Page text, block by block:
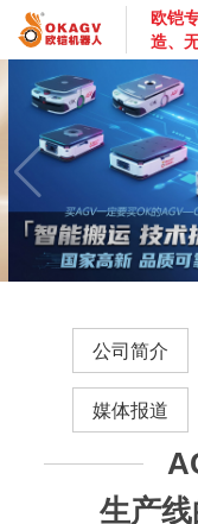
欧铠
造、
公司简介
媒体报道
生产